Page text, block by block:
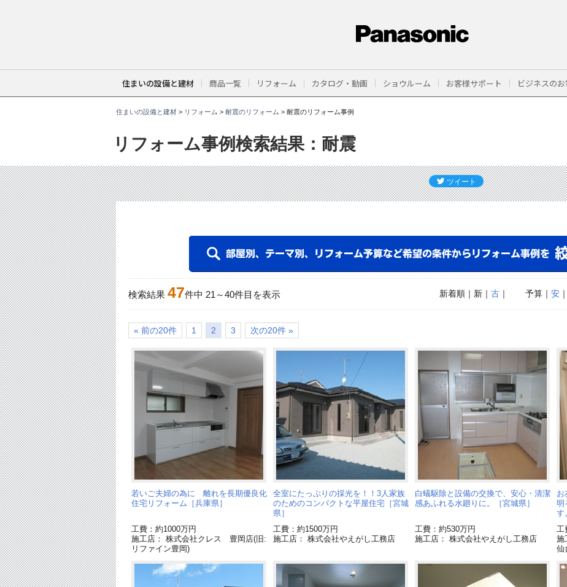
住まいの設備と建材 商品一覧 リフォーム カタログ・動画 ショウルーム お客様サポート ビジネスの
住まいの設備と建材> リフォーム > 耐震のリフォーム > 耐震のリフォーム事例
リフォーム事例検索結果：耐震
。
検索結果 47件中 21 ～40件目を表示 予算｜ 安｜
新着順｜新｜ 古｜
« 前の20件 1 2 3 次の20件 »
若いご夫婦の為に 離れを長期優良化
住宅リフォーム［兵庫県］
工費：約1000万円
施工店： 株式会社クレス 豊岡店(旧:
リファイン豊岡)
全室にたっぷりの採光を！！3人家族
のためのコンパクトな平屋住宅［宮城
県］
工費：約1500万円
施工店： 株式会社やえがし工務店
白蟻駆除と設備の交換で、安心・清潔
感あふれる水廻りに。［宮城県］
工費：約530万円
施工店： 株式会社やえがし工務店
お
明
す
工
施
仙